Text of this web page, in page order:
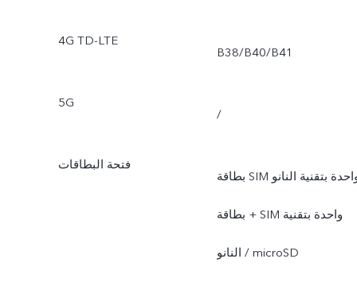
4G TD-LTE
B38/B40/B41
5G
/
فتحة البطاقات
بطاقة SIM واحدة بتقنية النانو
+ بطاقة SIM واحدة بتقنية
النانو / microSD